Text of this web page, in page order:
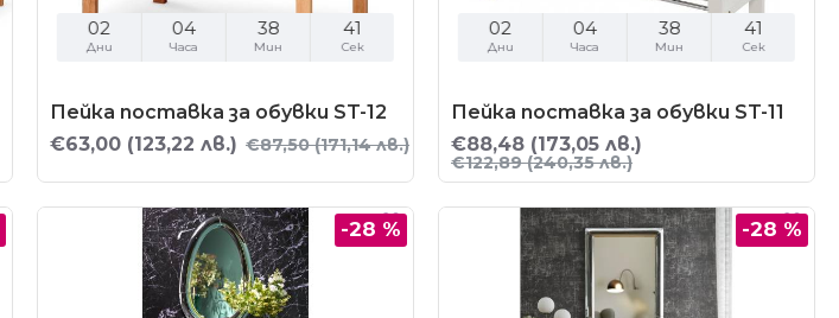
02
Дни
04
Часа
38
Мин
40
Сек
Пейка поставка за обувки ST-12
€63,00 (123,22 лв.) €87,50(171,14 лв.)
02
Дни
04
Часа
38
Мин
40
Сек
Пейка поставка за обувки ST-11
€88,48 (173,05 лв.)
€122,89(240,35 лв.)
-28 % -28 %